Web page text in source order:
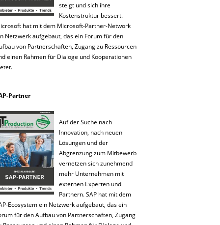
steigt und sich ihre
Kostenstruktur bessert.
hat mit dem Microsoft-Partner-Network
Netzwerk aufgebaut, das ein Forum für den
von Partnerschaften, Zugang zu Ressourcen
einen Rahmen für Dialoge und Kooperationen
Partner
Auf der Suche nach
Innovation, nach neuen
Lösungen und der
Abgrenzung zum Mitbewerb
vernetzen sich zunehmend
mehr Unternehmen mit
externen Experten und
Partnern. SAP hat mit dem
Ecosystem ein Netzwerk aufgebaut, das ein
für den Aufbau von Partnerschaften, Zugang